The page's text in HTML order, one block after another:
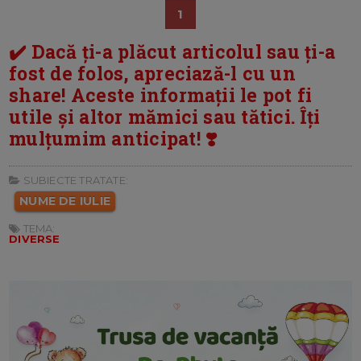
1
✔️ Dacă ți-a plăcut articolul sau ți-a
fost de folos, apreciază-l cu un
share! Aceste informații le pot fi
utile și altor mămici sau tătici. Îți
mulțumim anticipat! ❣️
SUBIECTE TRATATE:
NUME DE IULIE
TEMA:
DIVERSE